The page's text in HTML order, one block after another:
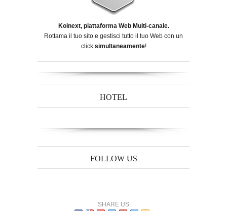
Koinext, piattaforma Web Multi-canale.
Rottama il tuo sito e gestisci tutto il tuo Web con un
click simultaneamente!
HOTEL
FOLLOW US
SHARE US